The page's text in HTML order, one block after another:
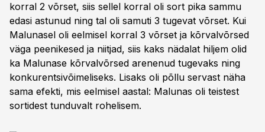
korral 2 võrset, siis sellel korral oli sort pika sammu
edasi astunud ning tal oli samuti 3 tugevat võrset. Kui
Malunasel oli eelmisel korral 3 võrset ja kõrvalvõrsed
väga peenikesed ja niitjad, siis kaks nädalat hiljem olid
ka Malunase kõrvalvõrsed arenenud tugevaks ning
konkurentsivõimeliseks. Lisaks oli põllu servast näha
sama efekti, mis eelmisel aastal: Malunas oli teistest
sortidest tunduvalt rohelisem.